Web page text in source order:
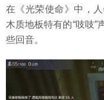
在《光荣使命》中，
木质地板特有的“吱吱
些回音。